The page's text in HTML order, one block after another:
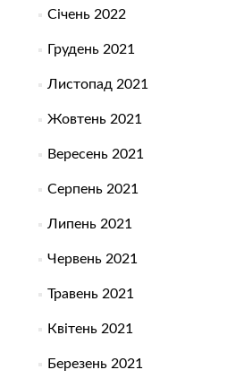
Січень 2022
Грудень 2021
Листопад 2021
Жовтень 2021
Вересень 2021
Серпень 2021
Липень 2021
Червень 2021
Травень 2021
Квітень 2021
Березень 2021